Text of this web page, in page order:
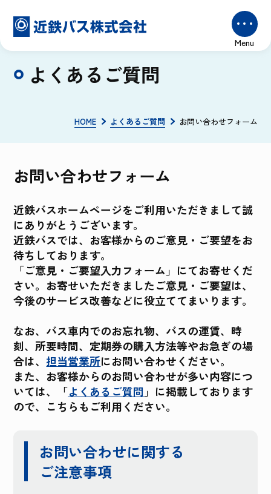
よくあるご質問
HOME よくあるご質問 お問い合わせフォーム
お問い合わせフォーム
近鉄バスホームページをご利用いただきまして誠
にありがとうございます。
近鉄バスでは、お客様からのご意見・ご要望をお
待ちしております。
「ご意見・ご要望入力フォーム」にてお寄せくだ
さい。お寄せいただきましたご意見・ご要望は、
今後のサービス改善などに役立ててまいります。
なお、バス車内でのお忘れ物、バスの運賃、時
刻、所要時間、定期券の購入方法等やお急ぎの場
合は、 担当営業所にお問い合わせください。
また、お客様からのお問い合わせが多い内容につ
いては、「よくあるご質問 」に掲載しております
ので、こちらもご利用ください。
お問い合わせに関する
ご注意事項